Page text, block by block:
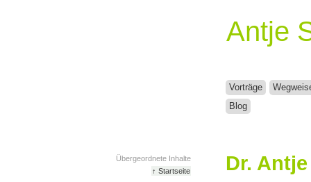
Antje
Vorträge
Blog
Übergeordnete Inhalte
↑ Startseite
Dr.